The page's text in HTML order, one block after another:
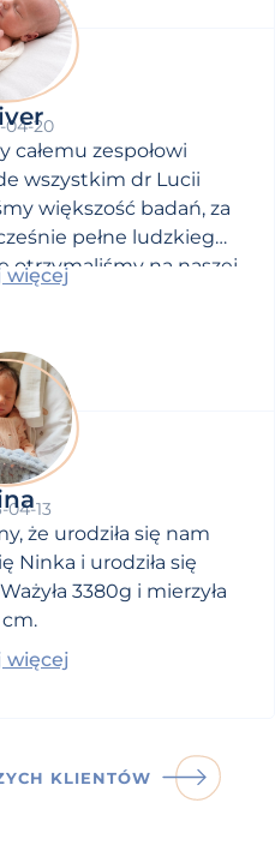
04-20
całemu zespołowi
wszystkim dr Lucii
większość badań, za
pełne ludzkiego
otrzymaliśmy na naszej
dziecka.
więcej
04-13
że urodziła się nam
Ninka i urodziła się
3380g i mierzyła
cm.
więcej
KLIENTÓW